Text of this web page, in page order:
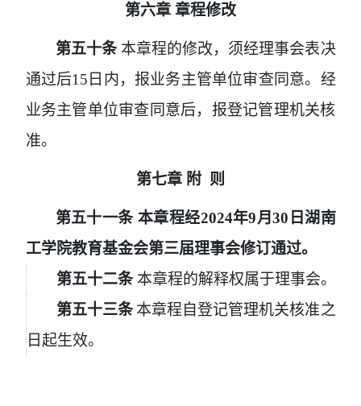
第六章 章程修改
第五十条 本章程的修改，须经理事会表决
通过后15 日内，报业务主管单位审查同意。经
业务主管单位审查同意后，报登记管理机关核
准。
第七章 附 则
第五十一条 本章程经2024年9月30日湖南
工学院教育基金会第三届理事会修订通过。
第五十二条 本章程的解释权属于理事会。
第五十三条 本章程自登记管理机关核准之
日起生效。